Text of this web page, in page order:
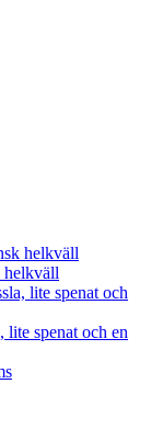
helkväll
helkväll
lite spenat och
lite spenat och en